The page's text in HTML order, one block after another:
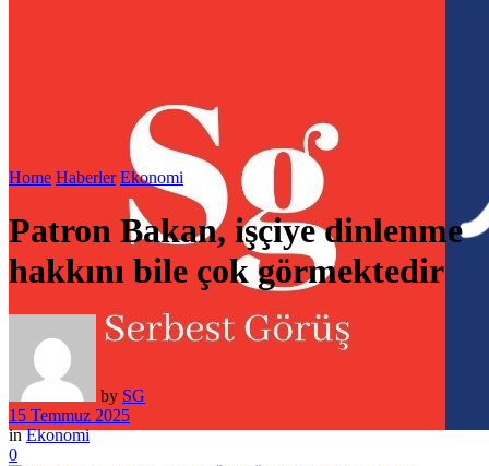
Home Haberler Ekonomi
Patron Bakan, işçiye dinlenme
hakkını bile çok görmektedir
by SG
15 Temmuz 2025
in Ekonomi
0